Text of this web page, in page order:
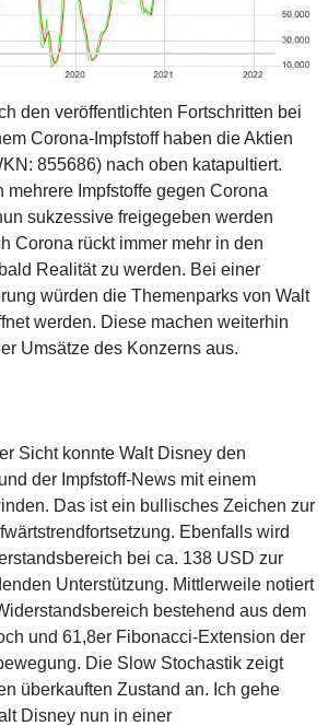
den veröffentlichten Fortschritten bei
Corona-Impfstoff haben die Aktien
855686) nach oben katapultiert.
mehrere Impfstoffe gegen Corona
sukzessive freigegeben werden
Corona rückt immer mehr in den
Realität zu werden. Bei einer
würden die Themenparks von Walt
werden. Diese machen weiterhin
Umsätze des Konzerns aus.
Sicht konnte Walt Disney den
der Impfstoff-News mit einem
Das ist ein bullisches Zeichen zur
Ebenfalls wird
bei ca. 138 USD zur
Unterstützung. Mittlerweile notiert
bestehend aus dem
und 61,8er Fibonacci-Extension der
Die Slow Stochastik zeigt
überkauften Zustand an. Ich gehe
Disney nun in einer